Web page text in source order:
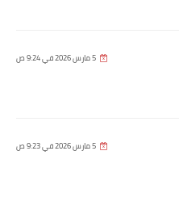
5 مارس 2026 في 9:24 ص
5 مارس 2026 في 9:23 ص